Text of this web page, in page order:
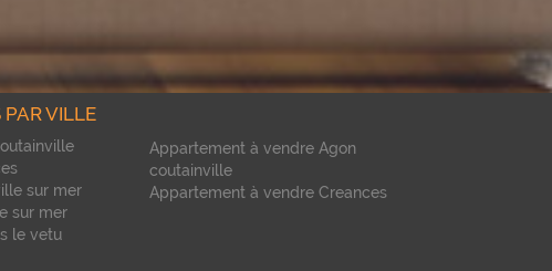
PAR VILLE
sur mer
sur mer
le vetu
Appartement à vendre Agon
coutainville
Appartement à vendre Creances